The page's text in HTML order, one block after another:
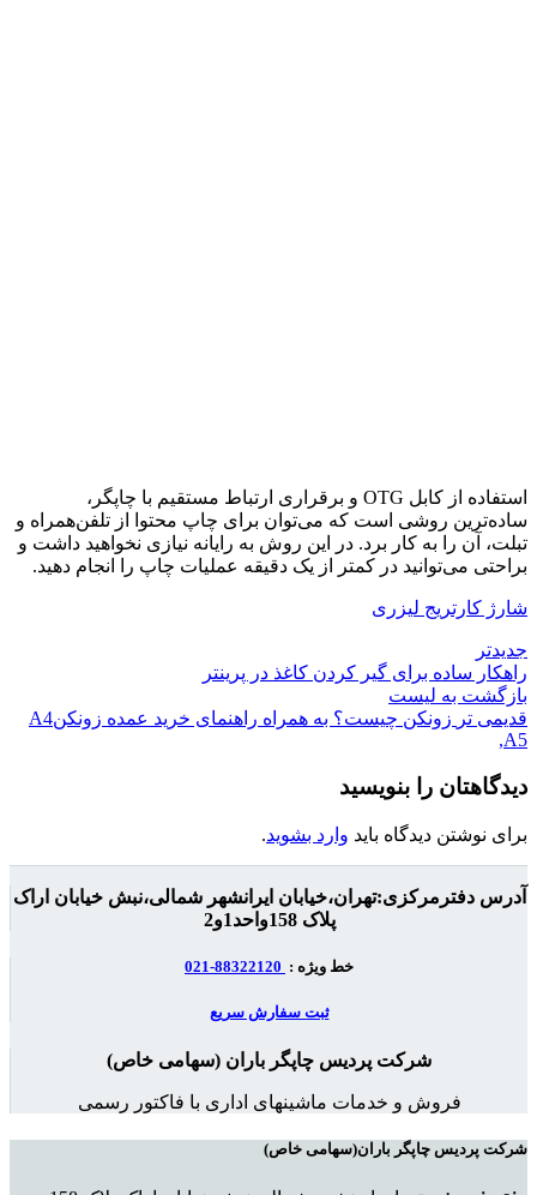
استفاده از کابل OTG و برقراری ارتباط مستقیم با چاپگر،
ساده‌ترین روشی است که می‌توان برای چاپ محتوا از تلفن‌همراه و
تبلت، آن را به کار برد. در این روش به رایانه نیازی نخواهید داشت و
براحتی می‌توانید در کمتر از یک دقیقه عملیات چاپ را انجام دهید.
شارژ کارتریج لیزری
جدیدتر
راهکار ساده برای گیر کردن کاغذ در پرینتر
بازگشت به لیست
قدیمی تر
زونکن چیست؟ به همراه راهنمای خرید عمده زونکنA4
,A5
دیدگاهتان را بنویسید
برای نوشتن دیدگاه باید وارد بشوید.
آدرس دفترمرکزی:تهران،خیابان ایرانشهر شمالی،نبش خیابان اراک
پلاک 158واحد1و2
خط ویژه :
ثبت سفارش سریع
شرکت پردیس چاپگر باران (سهامی خاص)
فروش و خدمات ماشینهای اداری با فاکتور رسمی
شرکت پردیس چاپگر باران(سهامی خاص)